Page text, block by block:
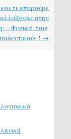
και τι μπορούμε
στην
– Φυσικά, τους
! →